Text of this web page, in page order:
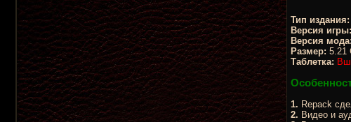
Тип издания:
Версия игры:
Версия мода:
Размер: 5.21
Таблетка:
1. Repack
2. Видео и